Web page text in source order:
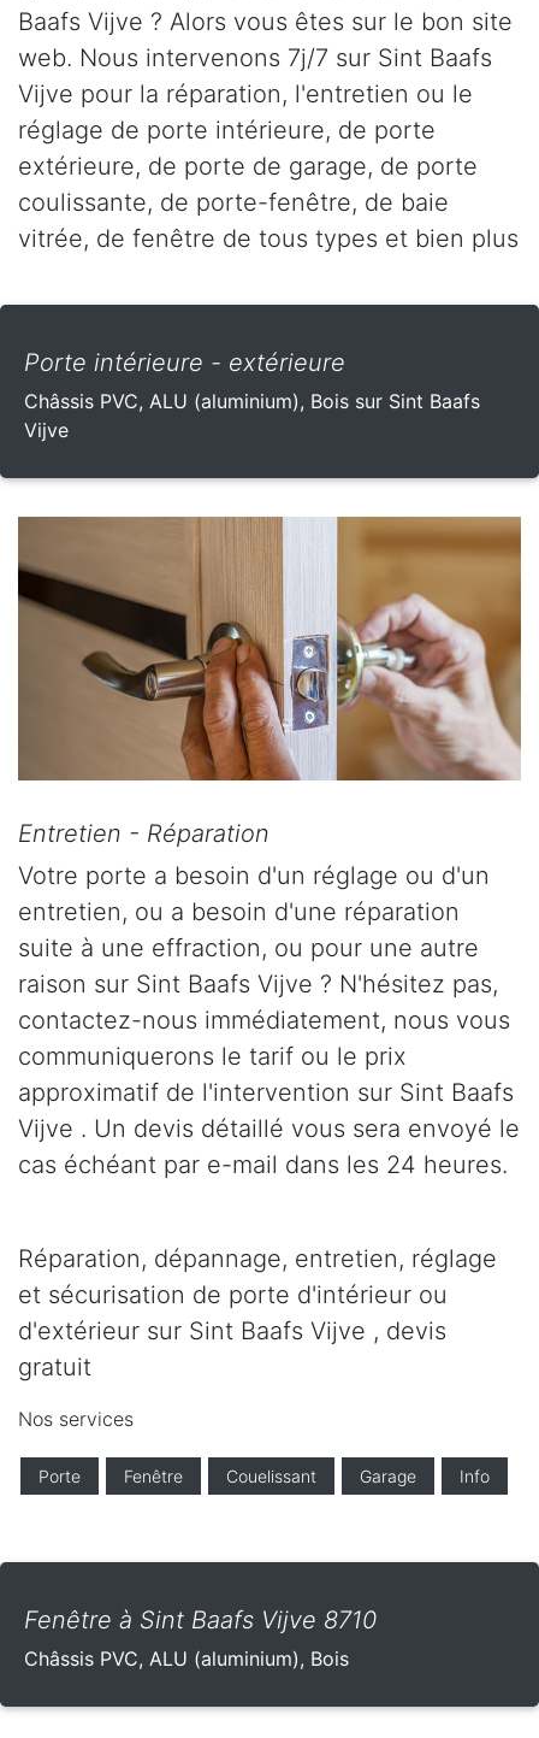
Baafs Vijve ? Alors vous êtes sur le bon site
web. Nous intervenons 7j/7 sur Sint Baafs
Vijve pour la réparation, l'entretien ou le
réglage de porte intérieure, de porte
extérieure, de porte de garage, de porte
coulissante, de porte-fenêtre, de baie
vitrée, de fenêtre de tous types et bien plus
Porte intérieure - extérieure
Châssis PVC, ALU (aluminium), Bois sur Sint Baafs
Vijve
Entretien - Réparation
Votre porte a besoin d'un réglage ou d'un
entretien, ou a besoin d'une réparation
suite à une effraction, ou pour une autre
raison sur Sint Baafs Vijve ? N'hésitez pas,
contactez-nous immédiatement, nous vous
communiquerons le tarif ou le prix
approximatif de l'intervention sur Sint Baafs
Vijve . Un devis détaillé vous sera envoyé le
cas échéant par e-mail dans les 24 heures.
Réparation, dépannage, entretien, réglage
et sécurisation de porte d'intérieur ou
d'extérieur sur Sint Baafs Vijve , devis
gratuit
Nos services
Porte Fenêtre Couelissant Garage Info
Fenêtre à Sint Baafs Vijve 8710
Châssis PVC, ALU (aluminium), Bois